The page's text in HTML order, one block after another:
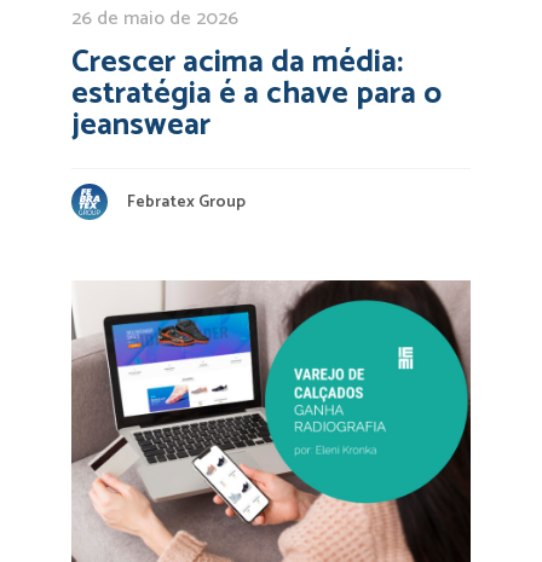
26 de maio de 2026
Crescer acima da média:
estratégia é a chave para o
jeanswear
Febratex Group